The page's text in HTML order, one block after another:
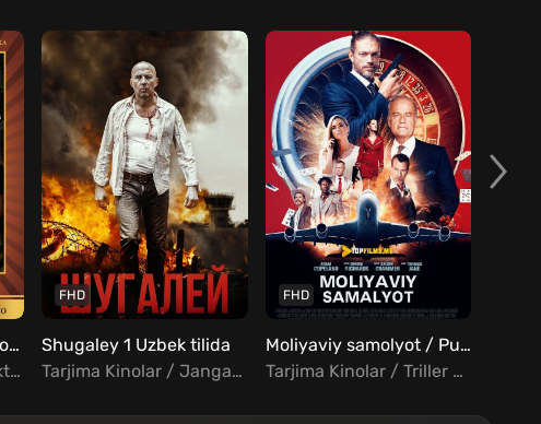
Sherlok Xolms va Doktor Vatson 2: Qonli yozuv Uzbek Tilida
Tarjima Kinolar / Detektiv / Kriminal / Xorij Kinolar Uzbek Tilida
FHD
Shugaley 1 Uzbek tilida
Tarjima Kinolar / Jangari / Sarguzasht / Rus kinolar Uzbek Tilida
FHD
Moliyaviy samolyot / Pul samolyoti Uzbek Tilida
Tarjima Kinolar / Triller / Xorij Kinolar Uzbek Tilida